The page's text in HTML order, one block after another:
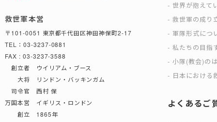
救世軍本営
〒101-0051 東京都千代田区神田神保町2-17
TEL：03-3237-0881
FAX : 03-3237-3588
創立者 ウイリアム・ブース
大将 リンドン・バッキンガム
司令官 西村 保
万国本営 イギリス・ロンドン
創立 1865年
世界が抱えて
救世軍の成り
軍隊形式につ
私たちの目指
小隊(教会)の
日本における
よくあるご